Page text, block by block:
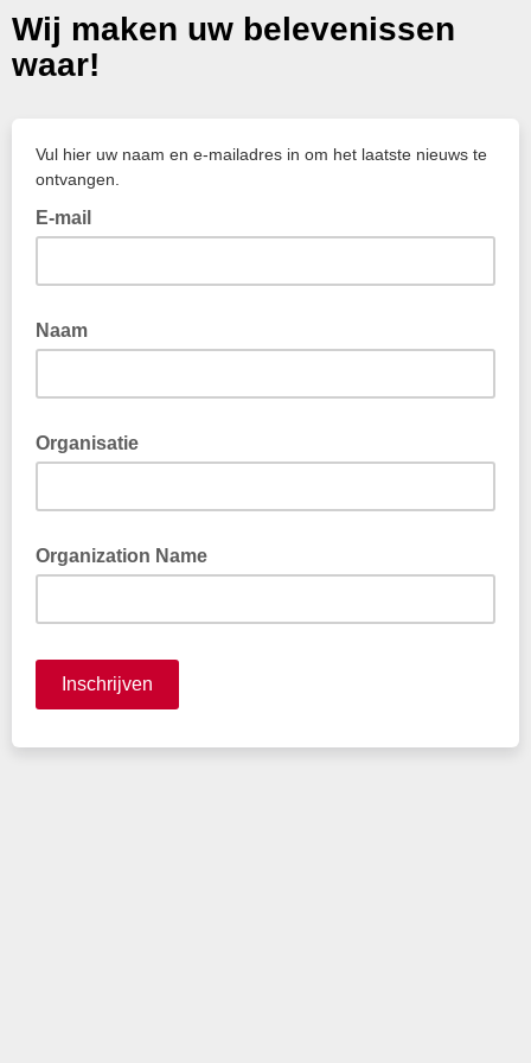
Wij maken uw belevenissen
waar!
Vul hier uw naam en e-mailadres in om het laatste nieuws te
ontvangen.
E-mail
Naam
Organisatie
Organization Name